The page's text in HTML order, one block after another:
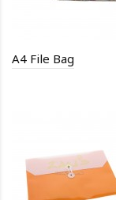
A4 File Bag